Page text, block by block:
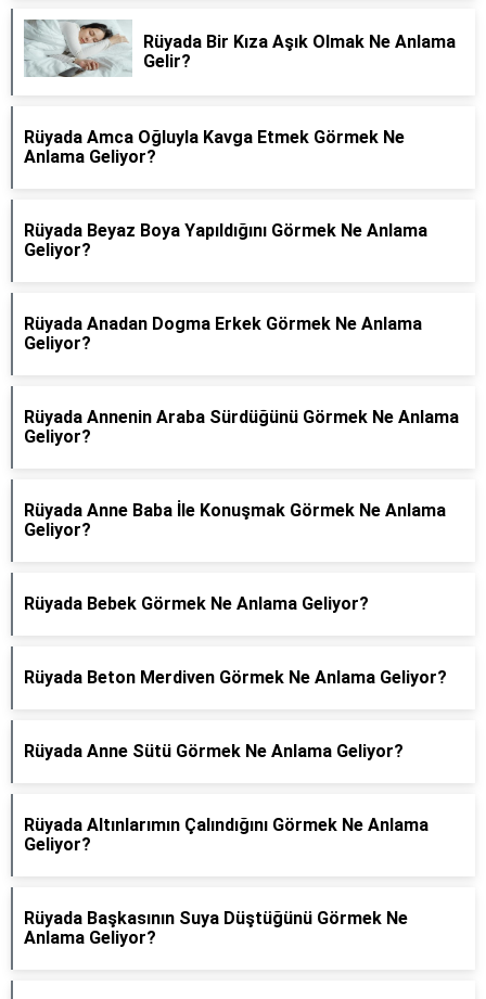
Rüyada Bir Kıza Aşık Olmak Ne Anlama
Gelir?
Rüyada Amca Oğluyla Kavga Etmek Görmek Ne
Anlama Geliyor?
Rüyada Beyaz Boya Yapıldığını Görmek Ne Anlama
Geliyor?
Rüyada Anadan Dogma Erkek Görmek Ne Anlama
Geliyor?
Rüyada Annenin Araba Sürdüğünü Görmek Ne Anlama
Geliyor?
Rüyada Anne Baba İle Konuşmak Görmek Ne Anlama
Geliyor?
Rüyada Bebek Görmek Ne Anlama Geliyor?
Rüyada Beton Merdiven Görmek Ne Anlama Geliyor?
Rüyada Anne Sütü Görmek Ne Anlama Geliyor?
Rüyada Altınlarımın Çalındığını Görmek Ne Anlama
Geliyor?
Rüyada Başkasının Suya Düştüğünü Görmek Ne
Anlama Geliyor?